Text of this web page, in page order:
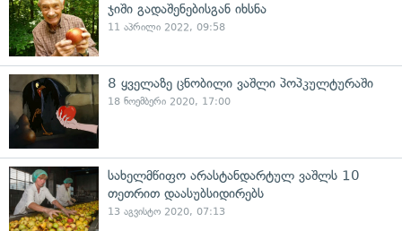
ჯიში გადაშენებისგან იხსნა
11 აპრილი 2022, 09:58
8 ყველაზე ცნობილი ვაშლი პოპკულტურაში
18 ნოემბერი 2020, 17:00
სახელმწიფო არასტანდარტულ ვაშლს 10
თეთრით დაასუბსიდირებს
13 აგვისტო 2020, 07:13